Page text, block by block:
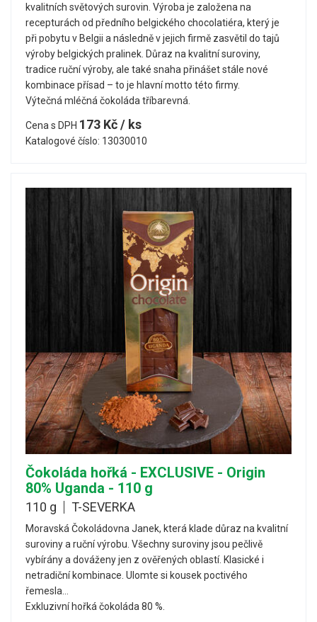
kvalitních světových surovin. Výroba je založena na
recepturách od předního belgického chocolatiéra, který je
při pobytu v Belgii a následně v jejich firmě zasvětil do tajů
výroby belgických pralinek. Důraz na kvalitní suroviny,
tradice ruční výroby, ale také snaha přinášet stále nové
kombinace přísad – to je hlavní motto této firmy.
Výtečná mléčná čokoláda tříbarevná.
Cena s DPH 173 Kč / ks
Katalogové číslo: 13030010
Čokoláda hořká - EXCLUSIVE - Origin
80% Uganda - 110 g
110 g T-SEVERKA
Moravská Čokoládovna Janek, která klade důraz na kvalitní
suroviny a ruční výrobu. Všechny suroviny jsou pečlivě
vybírány a dováženy jen z ověřených oblastí. Klasické i
netradiční kombinace. Ulomte si kousek poctivého
řemesla…
Exkluzivní hořká čokoláda 80 %.